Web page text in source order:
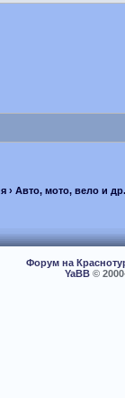
› Авто, мото, вело и
Форум на
YaBB©